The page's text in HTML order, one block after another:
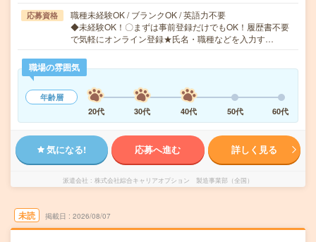
応募資格
職種未経験OK / ブランクOK / 英語力不要
◆未経験OK！〇まずは事前登録だけでもOK！履歴書不要
で気軽にオンライン登録★氏名・職種などを入力す…
職場の雰囲気
年齢層
20代
30代 40代 50代 60代
気になる! 応募へ進む 詳しく見る
派遣会社 株式会社綜合キャリアオプション 製造事業部（全国）
未読 掲載日 2026/08/07